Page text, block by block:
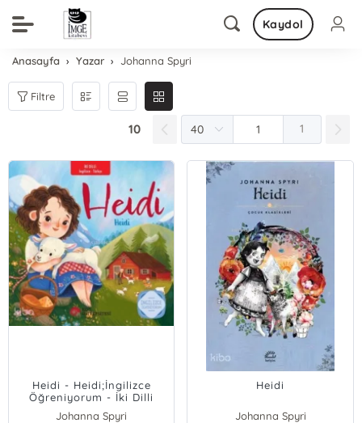
Kaydol
Anasayfa Yazar Johanna Spyri
Filtre
10 1
Heidi - Heidi;İngilizce
Öğreniyorum - İki Dilli
Kitaplar
Johanna Spyri
Heidi
Johanna Spyri